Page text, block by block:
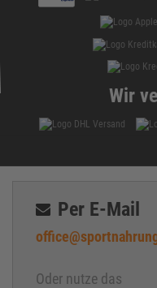
Wir
Per E-Mail
Oder nutze das